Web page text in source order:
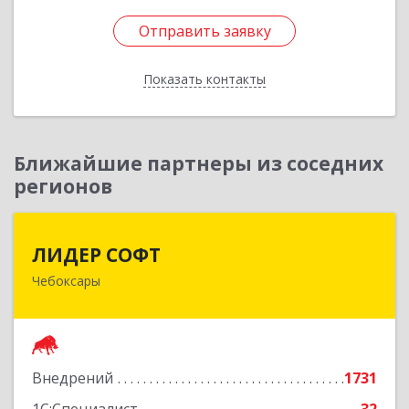
Отправить заявку
Показать контакты
Отправить заявку
Назад
Ближайшие партнеры из соседних
регионов
ЛИДЕР СОФТ
Чебоксары
Внедрений
1731
428018, Чувашская Республика - Чувашия,
Подробнее